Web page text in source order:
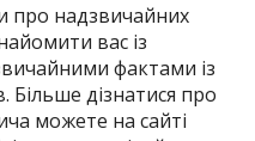
про надзвичайних
вас із
фактами із
Більше дізнатися про
можете на сайті